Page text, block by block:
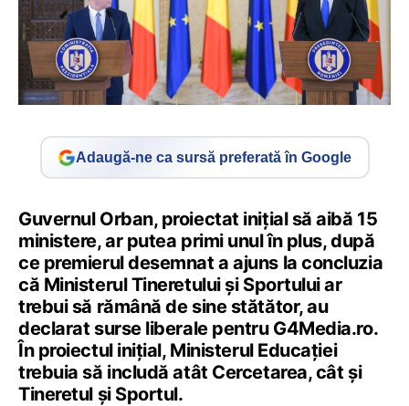
Adaugă-ne ca sursă preferată în Google
Guvernul Orban, proiectat inițial să aibă 15
ministere, ar putea primi unul în plus, după
ce premierul desemnat a ajuns la concluzia
că Ministerul Tineretului și Sportului ar
trebui să rămână de sine stătător, au
declarat surse liberale pentru G4Media.ro.
În proiectul inițial, Ministerul Educației
trebuia să includă atât Cercetarea, cât și
Tineretul și Sportul.